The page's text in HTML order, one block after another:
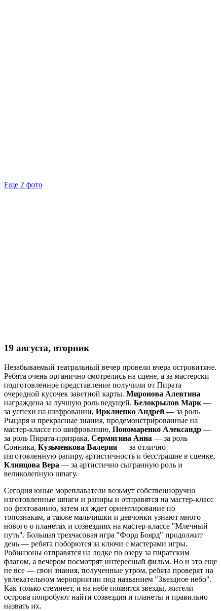
Еще 2 фото
19 августа, вторник
Незабываемый театральный вечер провели вчера островитяне.
Ребята очень органично смотрелись на сцене, а за мастерски
подготовленное представление получили от Пирата
очередной кусочек заветной карты. Миронова Алевтина
награждена за лучшую роль ведущей, Белокрылов Марк —
за успехи на шифровании, Ирклиенко Андрей — за роль
Рыцаря и прекрасные знания, продемонстрированные на
мастер-классе по шифрованию, Пономаренко Александр —
за роль Пирата-призрака, Сермягина Анна — за роль
Сонника, Кузьменкова Валерия — за отлично
изготовленную рапиру, артистичность и бесстрашие в сценке,
Клинцова Вера — за артистично сыгранную роль и
великолепную шпагу.
Сегодня юные мореплаватели возьмут собственноручно
изготовленные шпаги и рапиры и отправятся на мастер-класс
по фехтованию, затем их ждет ориентирование по
топознакам, а также мальчишки и девчонки узнают много
нового о планетах и созвездиях на мастер-классе "Млечный
путь". Большая трехчасовая игра "Форд Боярд" продолжит
день — ребята поборются за ключи с мастерами игры.
Робинзоны отправятся на лодке по озеру за пиратским
флагом, а вечером посмотрят интересный фильм. Но и это еще
не все — свои знания, полученные утром, ребята проверят на
увлекательном мероприятии под названием "Звездное небо".
Как только стемнеет, и на небе появятся звезды, жители
острова попробуют найти созвездия и планеты и правильно
назвать их.